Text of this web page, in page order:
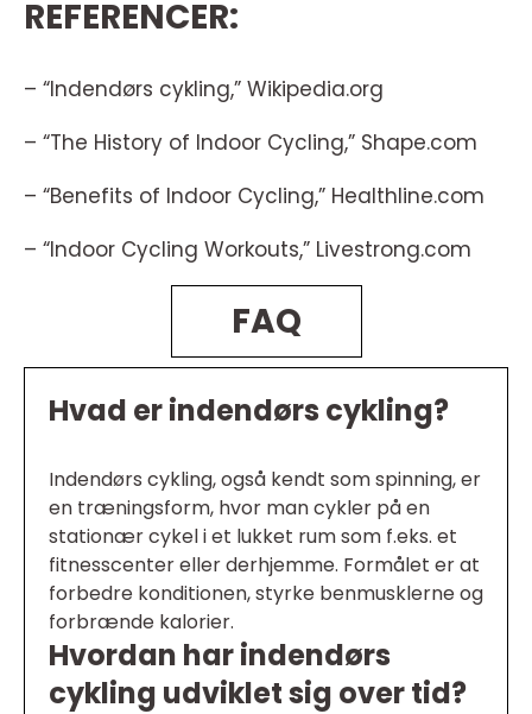
REFERENCER:
– “Indendørs cykling,” Wikipedia.org
– “The History of Indoor Cycling,” Shape.com
– “Benefits of Indoor Cycling,” Healthline.com
– “Indoor Cycling Workouts,” Livestrong.com
FAQ
Hvad er indendørs cykling?
Indendørs cykling, også kendt som spinning, er
en træningsform, hvor man cykler på en
stationær cykel i et lukket rum som f.eks. et
fitnesscenter eller derhjemme. Formålet er at
forbedre konditionen, styrke benmusklerne og
forbrænde kalorier.
Hvordan har indendørs
cykling udviklet sig over tid?